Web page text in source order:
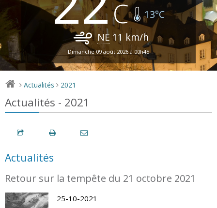
13°C
NE 11 km/h
Dimanche 09 août 2026 à 00h45
> Actualités > 2021
Actualités - 2021
Actualités
Retour sur la tempête du 21 octobre 2021
25-10-2021